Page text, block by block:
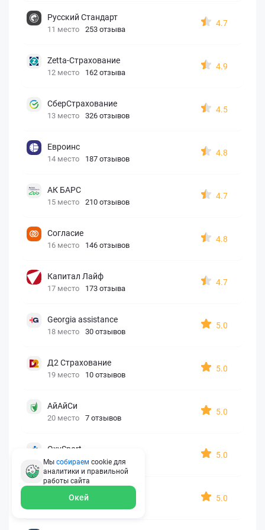
Русский Стандарт
11 место 253 отзыва
4.7
Zetta-Страхование
12 место 162 отзыва
4.9
СберСтрахование
13 место 326 отзывов
4.5
Евроинс
14 место 187 отзывов
4.8
АК БАРС
15 место 210 отзывов
4.7
Согласие
16 место 146 отзывов
4.8
Капитал Лайф
17 место 173 отзыва
4.7
Georgia assistance
18 место 30 отзывов
5.0
Д2 Страхование
19 место 10 отзывов
5.0
АйАйСи
20 место 7 отзывов
5.0
OxySport
21 место 6 отзывов
5.0
ERGO AXA
5.0
Мы собираем cookie для
аналитики и правильной
работы сайта
Окей